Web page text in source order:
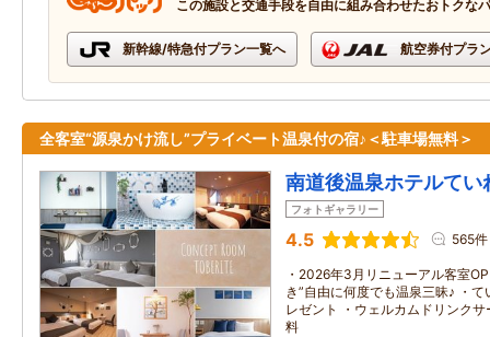
この施設と交通手段を自由に組み合わせたおトクな
新幹線/特急付プラン一覧へ 航空券付プラ
全客室“源泉かけ流し”プライベート温泉付の宿♪＜駐車場無料＞
南道後温泉ホテルてい
フォトギャラリー
4.5 565件
・2026年3月リニューアル客室
き”自由に何度でも温泉三昧♪ ・
レゼント ・ウェルカムドリンク
料